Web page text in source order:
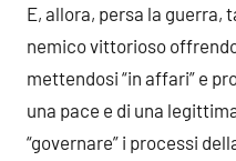
E, allora, persa la guerra,
nemico vittorioso
mettendosi “in affari” e
una pace e di una
“governare” i processi